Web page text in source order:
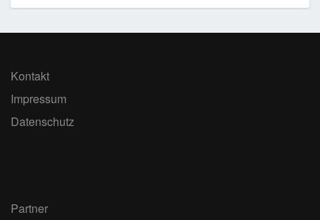
Kontakt
Impressum
Datenschutz
Partner